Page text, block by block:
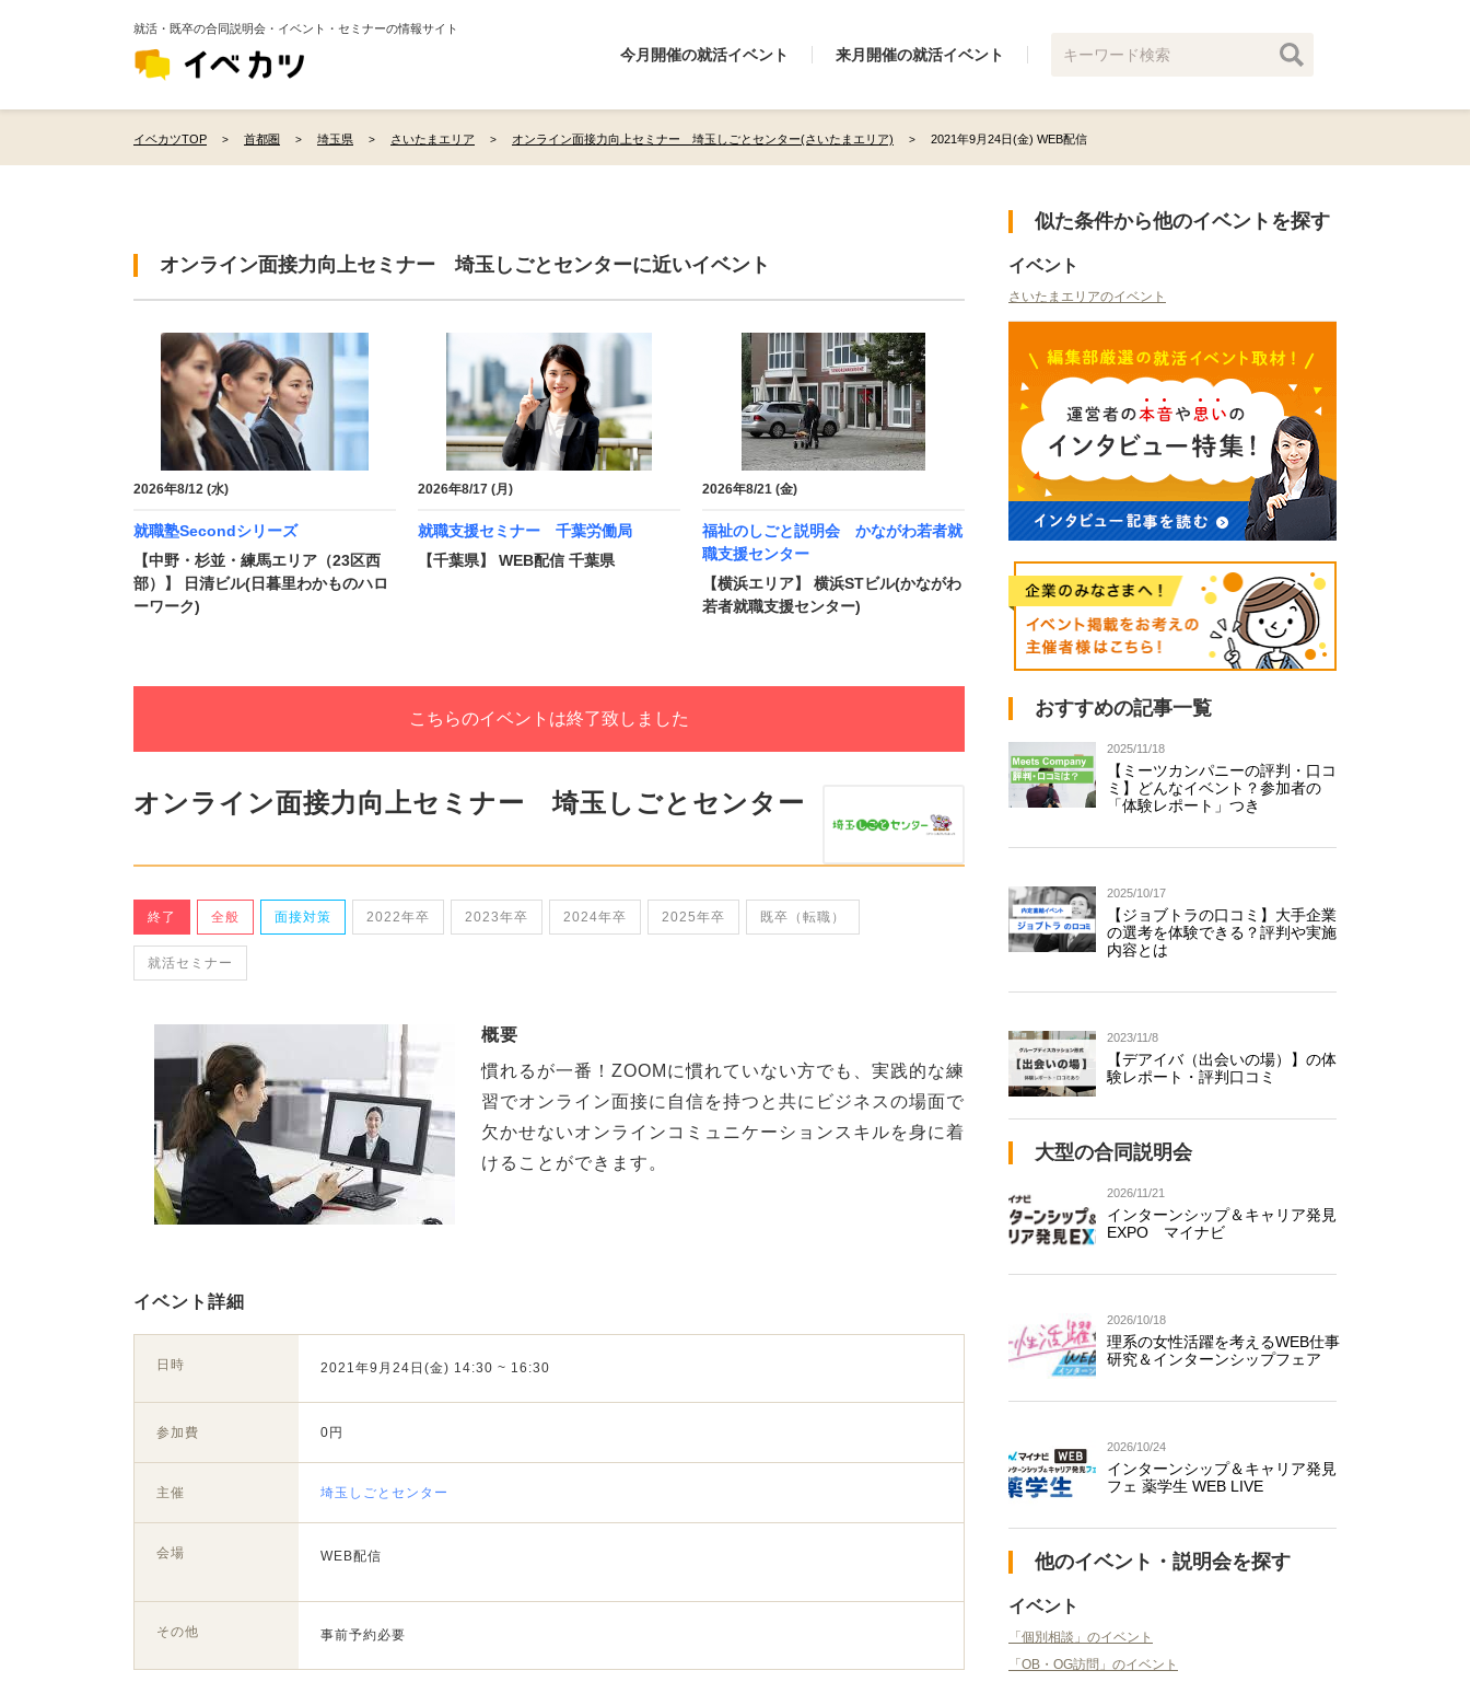
就活・既卒の合同説明会・イベント・セミナーの情報サイト
今月開催の就活イベント 来月開催の就活イベント
イベカツTOP 首都圏 埼玉県 さいたまエリア オンライン面接力向上セミナー 埼玉しごとセンター(さいたまエリア) 2021年9月24日(金) WEB配信
オンライン面接力向上セミナー 埼玉しごとセンターに近いイベント
2026年8/12 (水)
就職塾Secondシリーズ
【中野・杉並・練馬エリア（23区西
部）】 日清ビル(日暮里わかものハロ
ーワーク)
2026年8/17 (月)
就職支援セミナー 千葉労働局
【千葉県】 WEB配信 千葉県
2026年8/21 (金)
福祉のしごと説明会 かながわ若者就
職支援センター
【横浜エリア】 横浜STビル(かながわ
若者就職支援センター)
こちらのイベントは終了致しました
オンライン面接力向上セミナー 埼玉しごとセンター
終了 全般 面接対策 2022年卒 2023年卒 2024年卒 2025年卒 既卒（転職）
就活セミナー
概要
慣れるが一番！ZOOMに慣れていない方でも、実践的な練
習でオンライン面接に自信を持つと共にビジネスの場面で
欠かせないオンラインコミュニケーションスキルを身に着
けることができます。
イベント詳細
日時 2021年9月24日(金) 14:30 ~ 16:30
参加費 0円
主催 埼玉しごとセンター
会場 WEB配信
その他 事前予約必要
似た条件から他のイベントを探す
イベント
さいたまエリアのイベント
おすすめの記事一覧
2025/11/18
【ミーツカンパニーの評判・口コ
ミ】どんなイベント？参加者の
「体験レポート」つき
2025/10/17
【ジョブトラの口コミ】大手企業
の選考を体験できる？評判や実施
内容とは
2023/11/8
【デアイバ（出会いの場）】の体
験レポート・評判口コミ
大型の合同説明会
2026/11/21
インターンシップ＆キャリア発見
EXPO マイナビ
2026/10/18
理系の女性活躍を考えるWEB仕事
研究＆インターンシップフェア
2026/10/24
インターンシップ＆キャリア発見
フェ 薬学生 WEB LIVE
他のイベント・説明会を探す
イベント
「個別相談」のイベント
「OB・OG訪問」のイベント